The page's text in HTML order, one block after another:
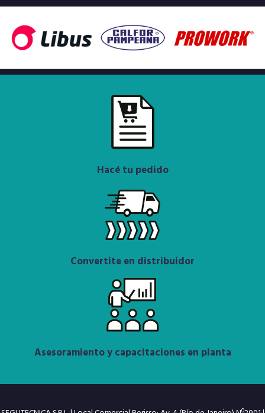
Hacé tu pedido
Convertite en distribuidor
Asesoramiento y capacitaciones en planta